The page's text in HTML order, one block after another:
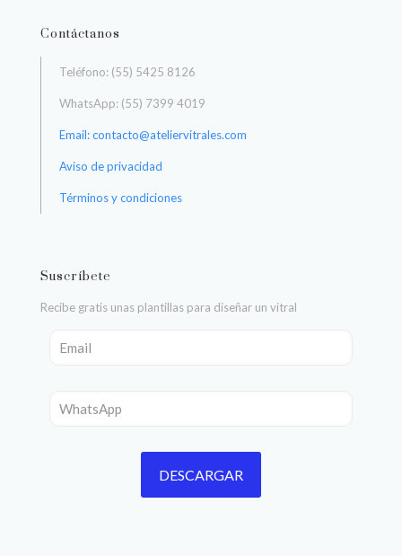
Contáctanos
Teléfono: (55) 5425 8126
WhatsApp: (55) 7399 4019
Email: contacto@ateliervitrales.com
Aviso de privacidad
Términos y condiciones
Suscríbete
Recibe gratis unas plantillas para diseñar un vitral